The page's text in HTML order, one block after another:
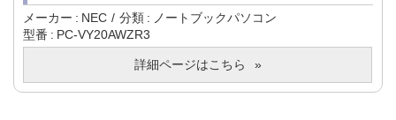
メーカー NEC 分類
ノートブックパソコン
型番
PC-VY20AWZR3
詳細ページはこちら